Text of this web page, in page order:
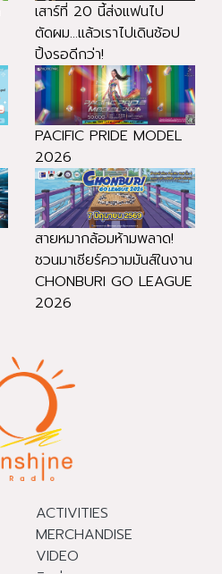
เสาร์ที่ 20 นี้ส่งแฟนไป
ตัดผม...แล้วเราไปเดินช้อป
ปิ้งรอดีกว่า!
PACIFIC PRIDE MODEL
2026
สายหมากล้อมห้ามพลาด!
ชวนมาเชียร์ความมันส์ในงาน
CHONBURI GO LEAGUE
2026
ACTIVITIES
MERCHANDISE
VIDEO